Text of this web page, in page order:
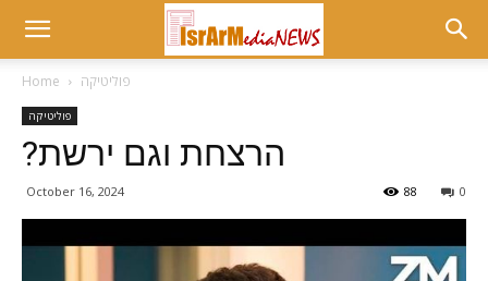
Home פוליטיקה
פוליטיקה
?הרצחת וגם ירשת
October 16, 2024 0
88